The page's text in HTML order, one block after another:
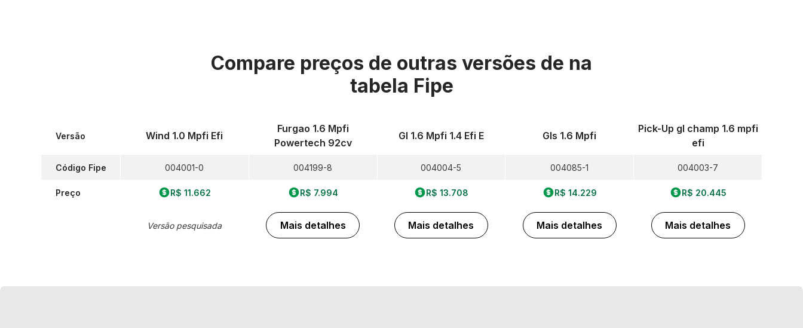
Compare preços de outras versões de na
tabela Fipe
Versão
Código Fipe
Preço
Wind 1.0 Mpfi Efi
004001-0
R$ 11.662
Versão pesquisada
Furgao 1.6 Mpfi
Powertech 92cv
004199-8
R$ 7.994
Mais detalhes
Gl 1.6 Mpfi 1.4 Efi E
004004-5
R$ 13.708
Mais detalhes
Gls 1.6 Mpfi
004085-1
R$ 14.229
Mais detalhes
Pick-Up gl champ 1.6 mpfi
efi
004003-7
R$ 20.445
Mais detalhes